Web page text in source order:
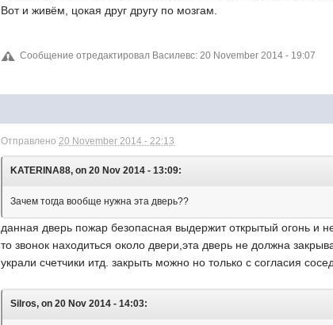
Вот и живём, цокая друг другу по мозгам.
Сообщение отредактировал Василевс: 20 November 2014 - 19:07
Отправлено 20 November 2014 - 22:13
KATERINA88, on 20 Nov 2014 - 13:09:
Зачем тогда вообще нужна эта дверь??
данная дверь пожар безопасная выдержит открытый огонь и
то звонок находиться около двери,эта дверь не должна
украли счетчики итд. закрыть можно но только с согласия
Silros, on 20 Nov 2014 - 14:03: